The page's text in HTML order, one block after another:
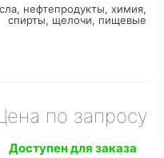
нефтепродукты, химия,
спирты, щелочи, пищевые
по запросу
Доступен для заказа